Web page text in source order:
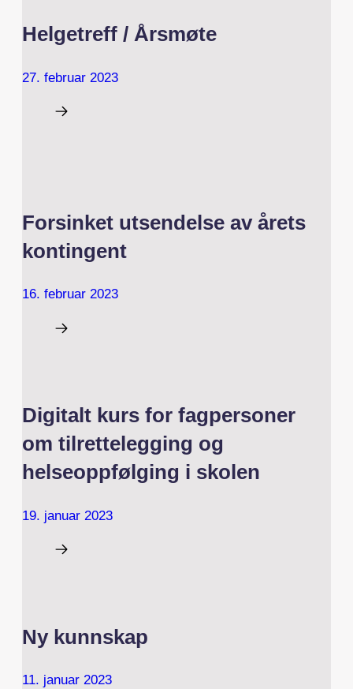
Helgetreff / Årsmøte
27. februar 2023
Forsinket utsendelse av årets
kontingent
16. februar 2023
Digitalt kurs for fagpersoner
om tilrettelegging og
helseoppfølging i skolen
19. januar 2023
Ny kunnskap
11. januar 2023